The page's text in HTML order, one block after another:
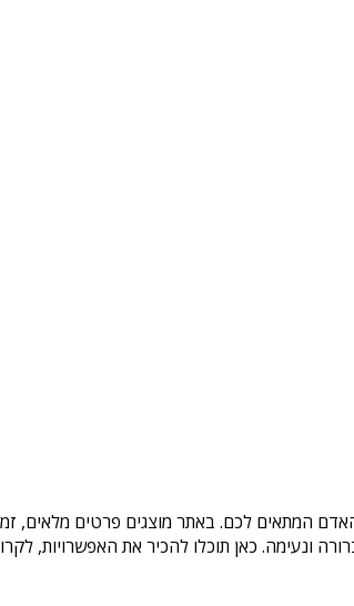
המתאים לכם. באתר מוצגים פרטים מלאים,
ונעימה. כאן תוכלו להכיר את האפשרויות,